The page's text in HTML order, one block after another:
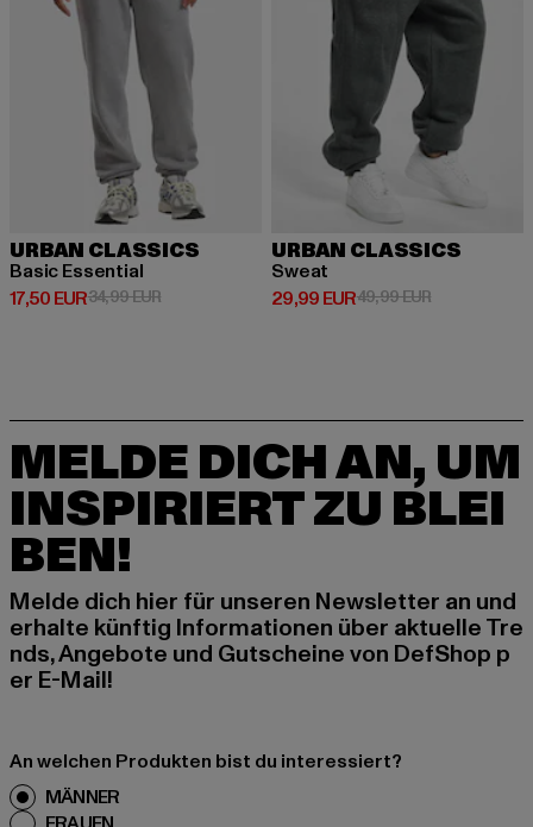
URBAN CLASSICS
Basic Essential
17,50 EUR
Derzeitiger Preis: 17,50 EUR
34,99 EURAktionspreis: 34,99 EUR
URBAN CLASSICS
Sweat
29,99 EUR
Derzeitiger Preis: 29,99 EUR
49,99 EURAktionspreis:
MELDE DICH AN, UM
INSPIRIERT ZU BLEI
BEN!
Melde dich hier für unseren Newsletter an und
erhalte künftig Informationen über aktuelle Tre
nds, Angebote und Gutscheine von DefShop p
er E-Mail!
An welchen Produkten bist du interessiert?
MÄNNER